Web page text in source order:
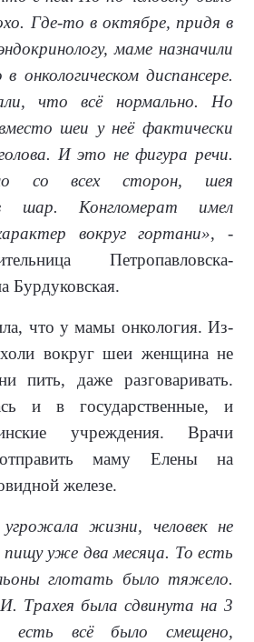
Где-то в октябре, придя в
маме назначили
онкологическом диспансере.
что всё нормально. Но
шеи у неё фактически
И это не фигура речи.
со всех сторон, шея
шар. Конгломерат имел
вокруг гортани», -
Петропавловска-
Бурдуковская.
что у мамы онкология. Из-
вокруг шеи женщина не
пить, даже разговаривать.
и в государственные, и
учреждения. Врачи
отправить маму Елены на
железе.
жизни, человек не
уже два месяца. То есть
глотать было тяжело.
Трахея была сдвинута на 3
всё было смещено,